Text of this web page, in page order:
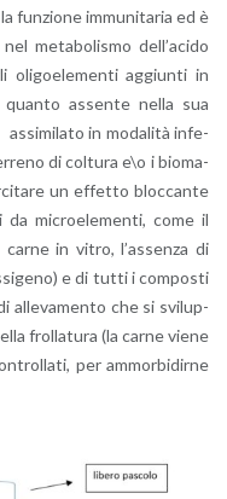
fun­zio­ne im­mu­ni­ta­ria ed è
me­ta­bo­li­smo del­l’a­ci­do
oli­goe­le­men­ti ag­giun­ti in
as­sen­te nella sua
in mo­da­li­tà in­fe­
di col­tu­ra e\o i bio­ma­
un ef­fet­to bloc­can­te
mi­croe­le­men­ti, come il
in vitro, l’as­sen­za di
e di tutti i com­po­sti
al­le­va­men­to che si svi­lup­
frol­la­tu­ra (la carne viene
per am­mor­bi­dir­ne